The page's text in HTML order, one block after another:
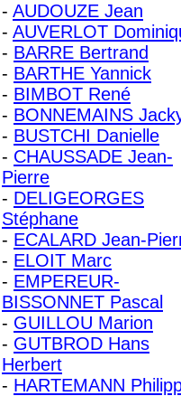
- AUDOUZE Jean
- AUVERLOT
- BARRE Bertrand
- BARTHE Yannick
- BIMBOT René
- BONNEMAINS
- BUSTCHI Danielle
- CHAUSSADE Jean-
Pierre
- DELIGEORGES
Stéphane
- ECALARD Jean-
- ELOIT Marc
- EMPEREUR-
BISSONNET Pascal
- GUILLOU Marion
- GUTBROD Hans
Herbert
- HARTEMANN